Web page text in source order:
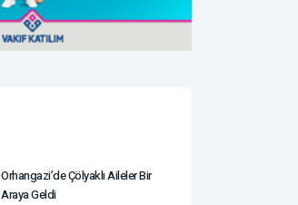
Orhangazi’de Çölyaklı Aileler Bir
Araya Geldi